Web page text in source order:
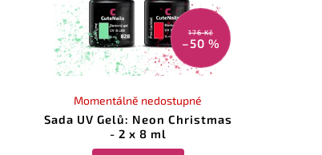
176 Kč
–50 %
Sada UV Gelů: Neon Christmas
- 2 x 8 ml
Momentálně nedostupné